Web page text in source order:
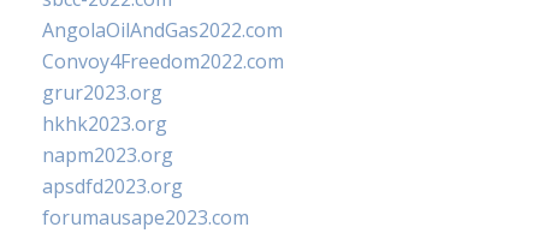
AngolaOilAndGas2022.com
Convoy4Freedom2022.com
grur2023.org
hkhk2023.org
napm2023.org
apsdfd2023.org
forumausape2023.com